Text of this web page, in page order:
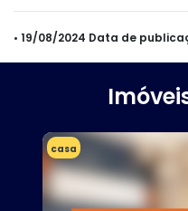
• 19/08/2024 Data de
casa